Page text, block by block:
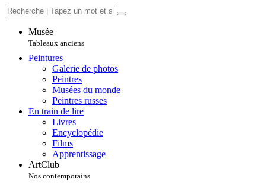
Musée
Tableaux anciens
Peintures
Galerie de photos
Peintres
Musées du monde
Peintres russes
En train de lire
Livres
Encyclopédie
Films
Apprentissage
ArtClub
Nos contemporains